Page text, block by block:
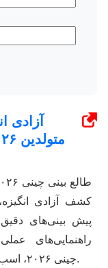
کشف آزادی
پیش بینی‌های
راهنمایی‌های
والدین. zodiac چینی ۲۰۲۶، اسب آتشین.